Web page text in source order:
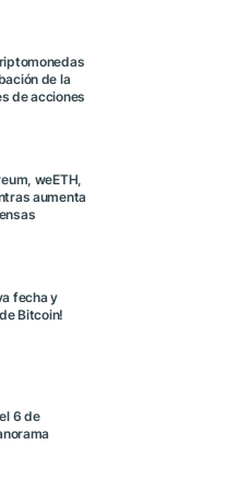
de la
de acciones
weETH,
aumenta
fecha y
Bitcoin!
6 de